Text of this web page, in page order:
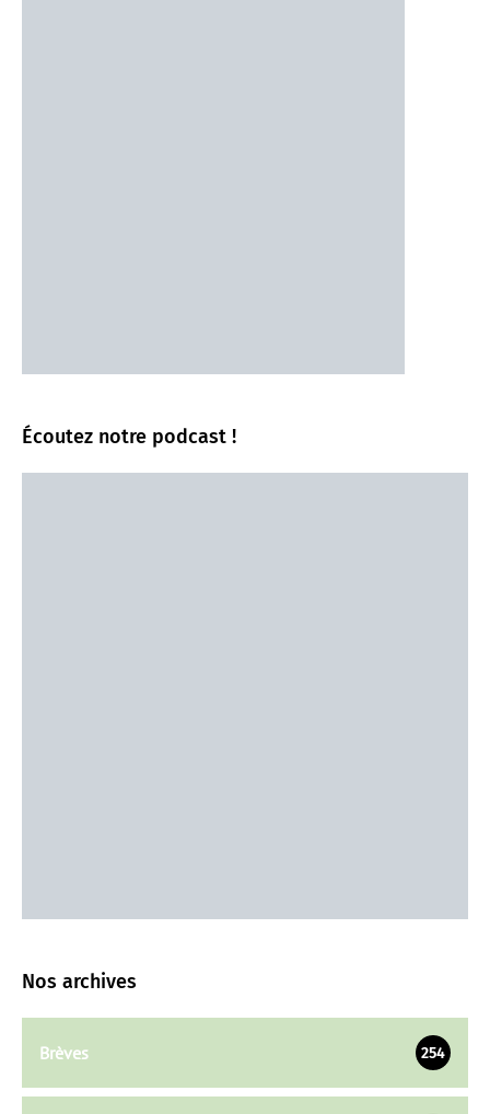
Écoutez notre podcast !
Nos archives
Brèves 254